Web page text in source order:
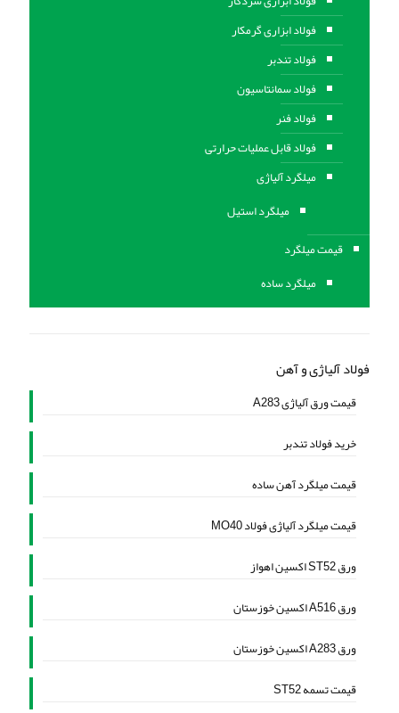
فولاد ابزاری گرمکار
فولاد تندبر
فولاد سمانتاسیون
فولاد فنر
فولاد قابل عملیات حرارتی
ميلگرد آلیاژی
میلگرد استیل
قیمت میلگرد
میلگرد ساده
فولاد آلیاژی و آهن
قیمت ورق آلیاژی A283
خرید فولاد تندبر
قیمت میلگرد آهن ساده
قیمت میلگرد آلیاژی فولاد MO40
ورق ST52 اکسین اهواز
ورق A516 اکسین خوزستان
ورق A283 اکسین خوزستان
قیمت تسمه ST52